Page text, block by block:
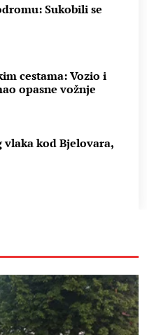
Sukobili se
cestama: Vozio i
opasne vožnje
kod Bjelovara,